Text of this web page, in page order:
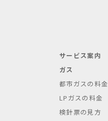
サービス案内
ガス
都市ガスの料金
LPガスの料金
検針票の見方